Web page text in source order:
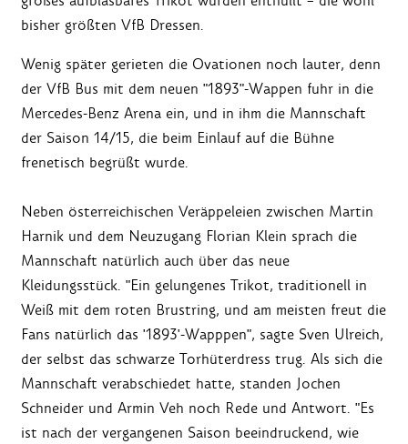
bisher größten VfB Dressen.
Wenig später gerieten die Ovationen noch lauter, denn
der VfB Bus mit dem neuen "1893"-Wappen fuhr in die
Mercedes-Benz Arena ein, und in ihm die Mannschaft
der Saison 14/15, die beim Einlauf auf die Bühne
frenetisch begrüßt wurde.
Neben österreichischen Veräppeleien zwischen Martin
Harnik und dem Neuzugang Florian Klein sprach die
Mannschaft natürlich auch über das neue
Kleidungsstück. "Ein gelungenes Trikot, traditionell in
Weiß mit dem roten Brustring, und am meisten freut die
Fans natürlich das '1893'-Wapppen", sagte Sven Ulreich,
der selbst das schwarze Torhüterdress trug. Als sich die
Mannschaft verabschiedet hatte, standen Jochen
Schneider und Armin Veh noch Rede und Antwort. "Es
ist nach der vergangenen Saison beeindruckend, wie